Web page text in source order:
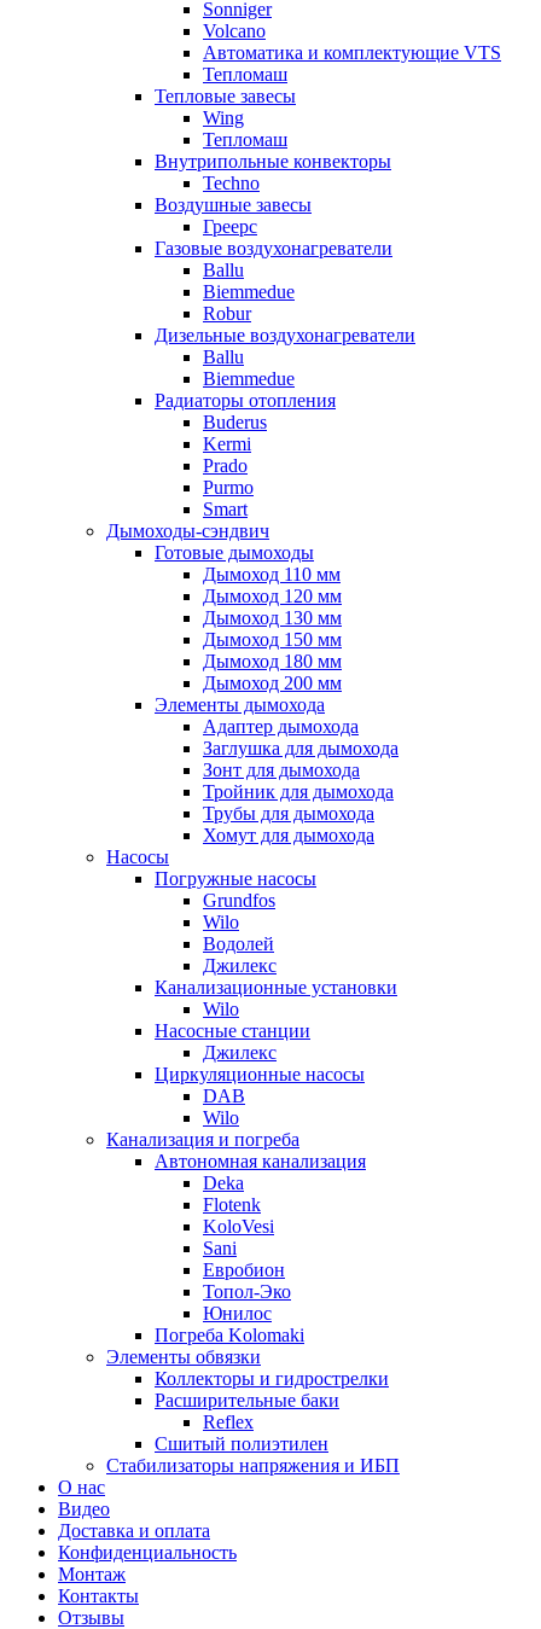
Sonniger
Volcano
Автоматика и комплектующие VTS
Тепломаш
Тепловые завесы
Wing
Тепломаш
Внутрипольные конвекторы
Techno
Воздушные завесы
Греерс
Газовые воздухонагреватели
Ballu
Biemmedue
Robur
Дизельные воздухонагреватели
Ballu
Biemmedue
Радиаторы отопления
Buderus
Kermi
Prado
Purmo
Smart
Дымоходы-сэндвич
Готовые дымоходы
Дымоход 110 мм
Дымоход 120 мм
Дымоход 130 мм
Дымоход 150 мм
Дымоход 180 мм
Дымоход 200 мм
Элементы дымохода
Адаптер дымохода
Заглушка для дымохода
Зонт для дымохода
Тройник для дымохода
Трубы для дымохода
Хомут для дымохода
Насосы
Погружные насосы
Grundfos
Wilo
Водолей
Джилекс
Канализационные установки
Wilo
Насосные станции
Джилекс
Циркуляционные насосы
DAB
Wilo
Канализация и погреба
Автономная канализация
Deka
Flotenk
KoloVesi
Sani
Евробион
Топол-Эко
Юнилос
Погреба Kolomaki
Элементы обвязки
Коллекторы и гидрострелки
Расширительные баки
Reflex
Сшитый полиэтилен
Стабилизаторы напряжения и ИБП
О нас
Видео
Доставка и оплата
Конфиденциальность
Монтаж
Контакты
Отзывы